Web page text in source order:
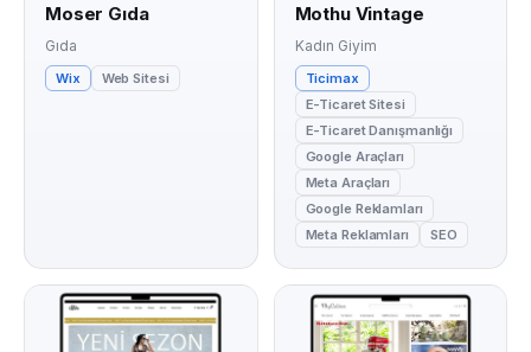
Moser Gıda
Gıda
Wix Web Sitesi
Mothu Vintage
Kadın Giyim
Ticimax
E-Ticaret Sitesi
E-Ticaret Danışmanlığı
Google Araçları
Meta Araçları
Google Reklamları
Meta Reklamları
SEO